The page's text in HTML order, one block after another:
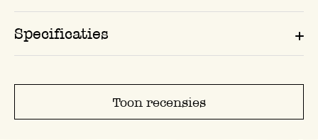
Specificaties
Toon recensies